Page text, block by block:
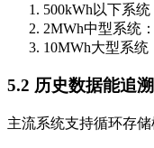
500kWh以下系统
2MWh中型系统
10MWh大型系统
5.2 历史数据能追
主流系统支持循环存